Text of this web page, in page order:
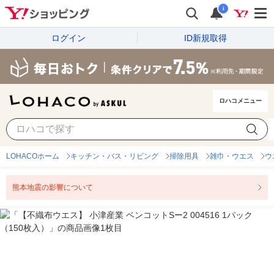
i
ログイン ID新規取得
ロハコメニュー
LOHACOホーム キッチン・バス・リビング 掃除用具 雑巾・ウエス ウ
熊本地震の影響について